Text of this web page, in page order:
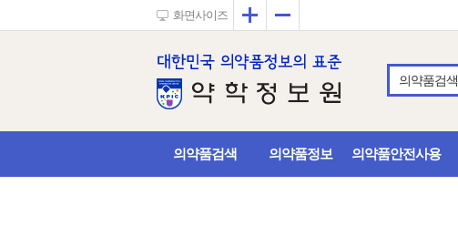
화면사이즈 확대
의약품검색
의약품검색 의약품정보 의약품안전사용